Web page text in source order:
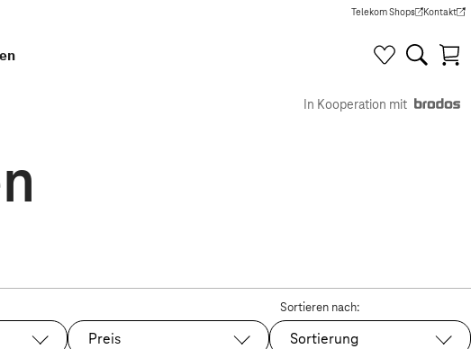
Telekom Shops
(Wird in einem neuen Tab
Kontakt
(Wird in
In Kooperation mit
Preis
Sortieren nach:
Sortierung